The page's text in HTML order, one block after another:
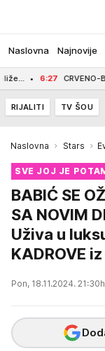
Naslovna Najnovije
6:27 CRVENO-BELI SU
RIJALITI TV ŠOU
Naslovna Stars
SVE JOJ JE
BABIĆ SE
SA NOVIM
Uživa u
KADROVE
Pon, 18.11.2024. 21:30h